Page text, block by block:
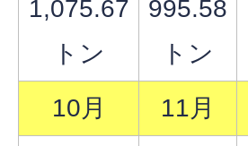
1,075.67
トン
995.58
トン
10月
11月